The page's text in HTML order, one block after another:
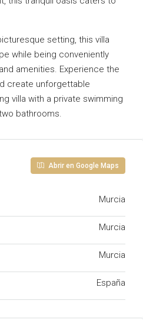
setting, this villa
while being conveniently
amenities. Experience the
create unforgettable
villa with a private swimming
bathrooms.
Abrir en Google Maps
Murcia
Murcia
Murcia
España